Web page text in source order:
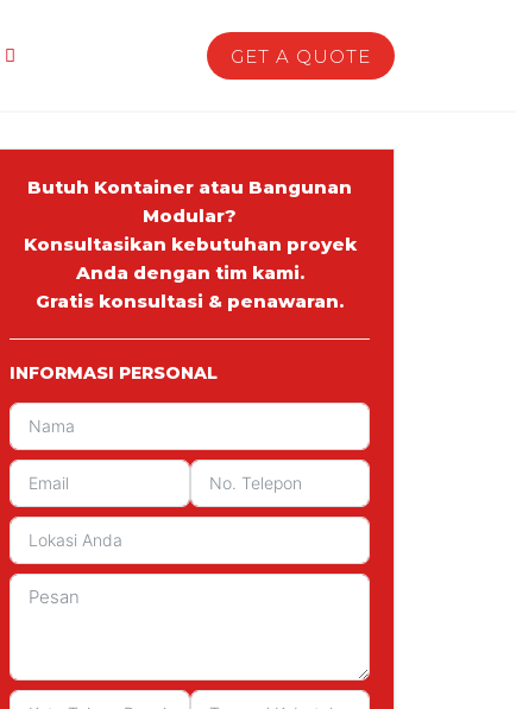
GET A QUOTE
Butuh Kontainer atau Bangunan
Modular?
Konsultasikan kebutuhan proyek
Anda dengan tim kami.
Gratis konsultasi & penawaran.
INFORMASI PERSONAL